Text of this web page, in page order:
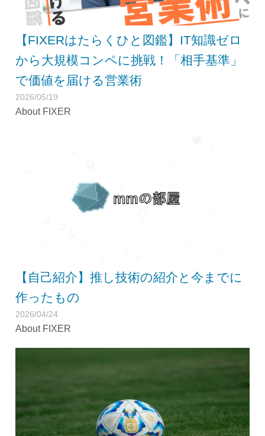
【FIXERはたらくひと図鑑】IT知識ゼロ
から大規模コンペに挑戦！「相手基準」
で価値を届ける営業術
2026/05/19
About FIXER
【自己紹介】推し技術の紹介と今までに
作ったもの
2026/04/24
About FIXER